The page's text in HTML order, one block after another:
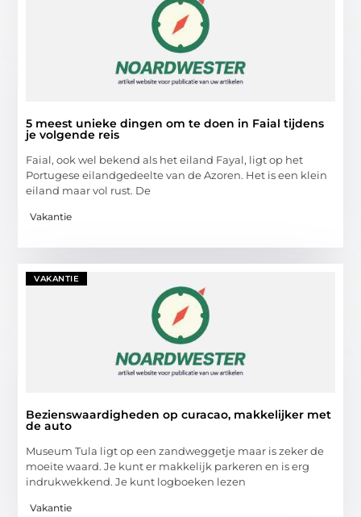
5 meest unieke dingen om te doen in Faial tijdens
je volgende reis
Faial, ook wel bekend als het eiland Fayal, ligt op het
Portugese eilandgedeelte van de Azoren. Het is een klein
eiland maar vol rust. De
Vakantie
VAKANTIE
Bezienswaardigheden op curacao, makkelijker met
de auto
Museum Tula ligt op een zandweggetje maar is zeker de
moeite waard. Je kunt er makkelijk parkeren en is erg
indrukwekkend. Je kunt logboeken lezen
Vakantie